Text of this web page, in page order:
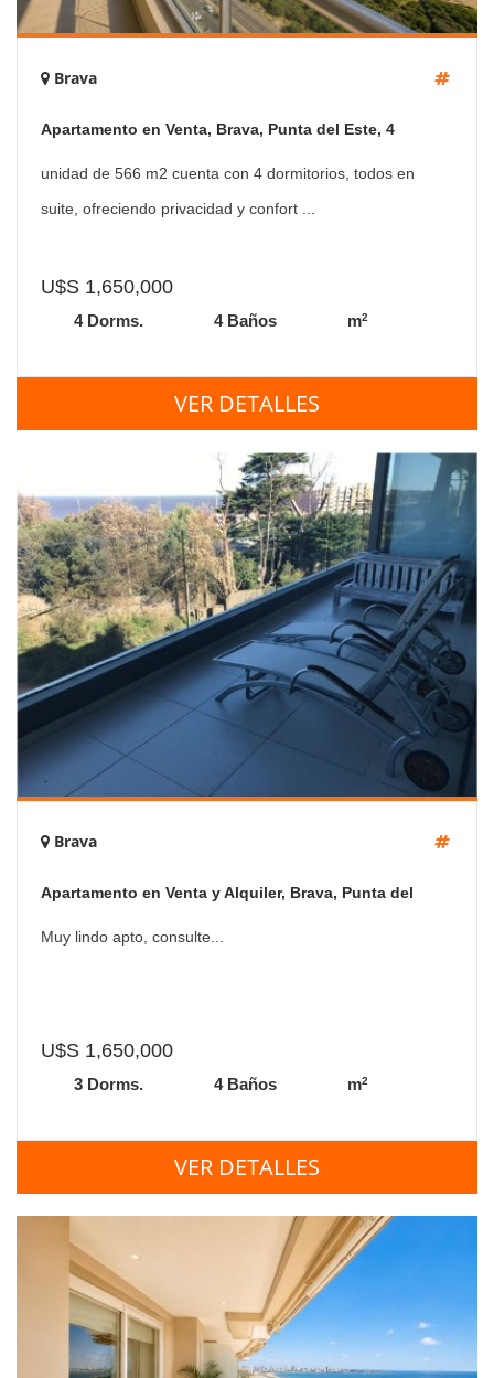
Brava
Apartamento en Venta, Brava, Punta del Este, 4
Dormitorios.
unidad de 566 m2 cuenta con 4 dormitorios, todos en
suite, ofreciendo privacidad y confort ...
U$S 1,650,000
4 Dorms. 4 Baños m2
VER DETALLES
Brava
Apartamento en Venta y Alquiler, Brava, Punta del
Este, 3 Dormitorios.
Muy lindo apto, consulte...
U$S 1,650,000
3 Dorms. 4 Baños m2
VER DETALLES